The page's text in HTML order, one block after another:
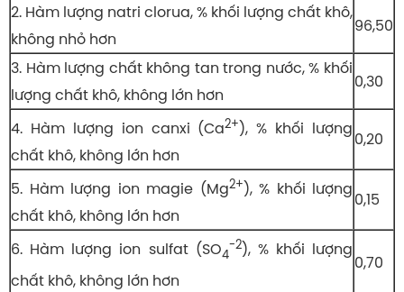
2. Hàm lượng natri clorua, % khối lượng chất khô,
không nhỏ hơn
96,50
3. Hàm lượng chất không tan trong nước, % khối
lượng chất khô, không lớn hơn
0,30
4. Hàm lượng ion canxi (Ca2+), % khối lượng
chất khô, không lớn hơn
0,20
5. Hàm lượng ion magie (Mg2+), % khối lượng
chất khô, không lớn hơn
0,15
6. Hàm lượng ion sulfat (SO4
-2), % khối lượng
chất khô, không lớn hơn
0,70